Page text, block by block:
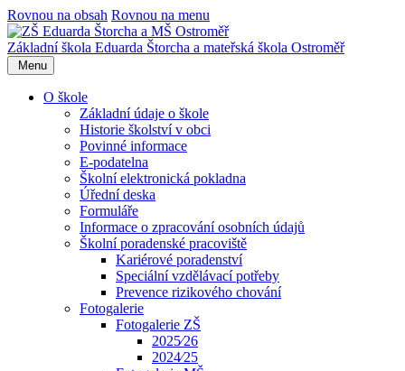
Rovnou na obsah Rovnou na menu
Základní škola Eduarda Štorcha a mateřská škola Ostroměř
Menu
O škole
Základní údaje o škole
Historie školství v obci
Povinné informace
E-podatelna
Školní elektronická pokladna
Úřední deska
Formuláře
Informace o zpracování osobních údajů
Školní poradenské pracoviště
Kariérové poradenství
Speciální vzdělávací potřeby
Prevence rizikového chování
Fotogalerie
Fotogalerie ZŠ
2025⁄26
2024⁄25